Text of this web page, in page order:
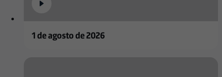
1 de agosto de 2026